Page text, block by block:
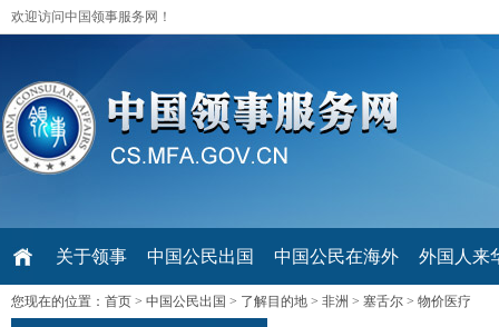
欢迎访问中国领事服务网！
关于领事 中国公民出国 中国公民在海外 外国人来
您现在的位置： 首页 > 中国公民出国 > 了解目的地 > 非洲 > 塞舌尔 > 物价医疗